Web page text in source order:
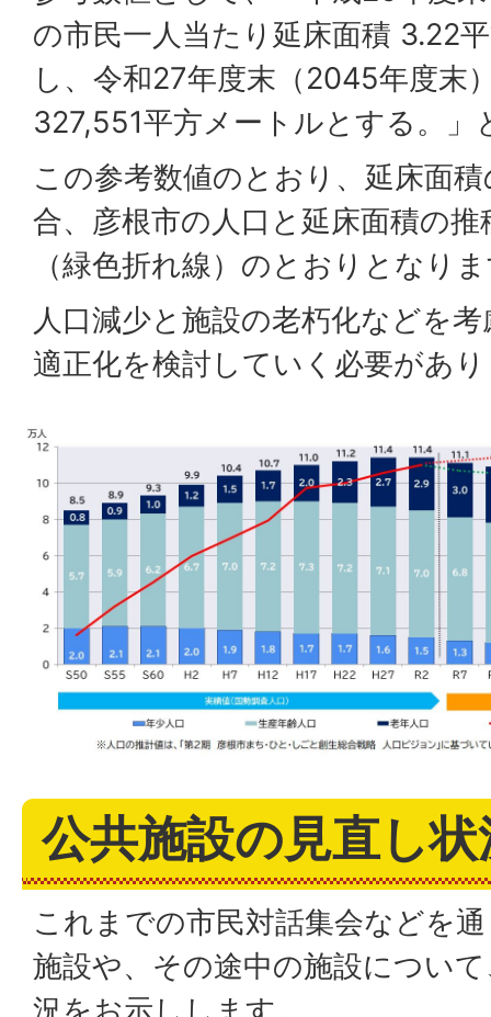
の市民一人当たり延床面積 3.22
し、令和27年度末（2045年度末
327,551平方メートルとする。」
この参考数値のとおり、延床面
合、彦根市の人口と延床面積の
（緑色折れ線）のとおりとなり
人口減少と施設の老朽化などを
適正化を検討していく必要があ
公共施設の見直し状
これまでの市民対話集会などを
施設や、その途中の施設につい
況をお示しします。